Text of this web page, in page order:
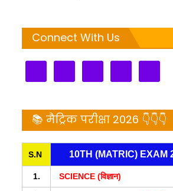
Connect With Us
📚 मैट्रिक परीक्षा 2026 👇👇👇
S.N 10TH (MATRIC) EXAM
1. SCIENCE (विज्ञान)